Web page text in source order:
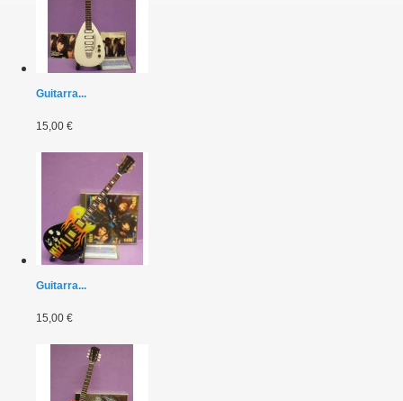
Guitarra...
15,00 €
Guitarra...
15,00 €